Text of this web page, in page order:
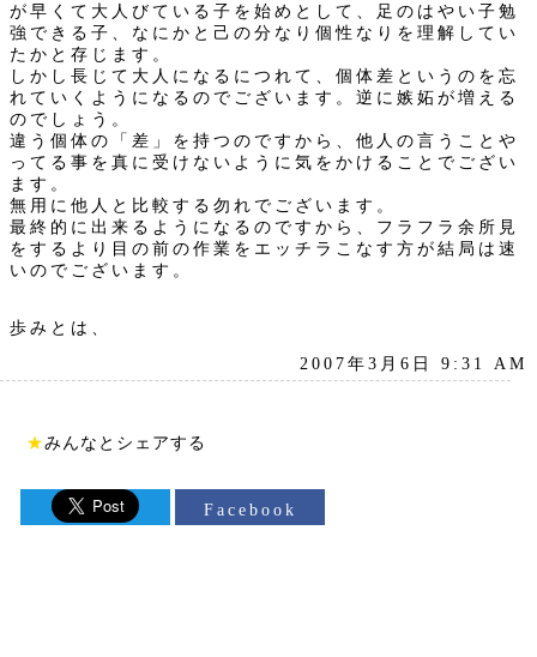
が早くて大人びている子を始めとして、足のはやい子勉
強できる子、なにかと己の分なり個性なりを理解してい
たかと存じます。
しかし長じて大人になるにつれて、個体差というのを忘
れていくようになるのでございます。逆に嫉妬が増える
のでしょう。
違う個体の「差」を持つのですから、他人の言うことや
ってる事を真に受けないように気をかけることでござい
ます。
無用に他人と比較する勿れでございます。
最終的に出来るようになるのですから、フラフラ余所見
をするより目の前の作業をエッチラこなす方が結局は速
いのでございます。
歩みとは、
2007年3月6日 9:31 AM
★みんなとシェアする
Facebook